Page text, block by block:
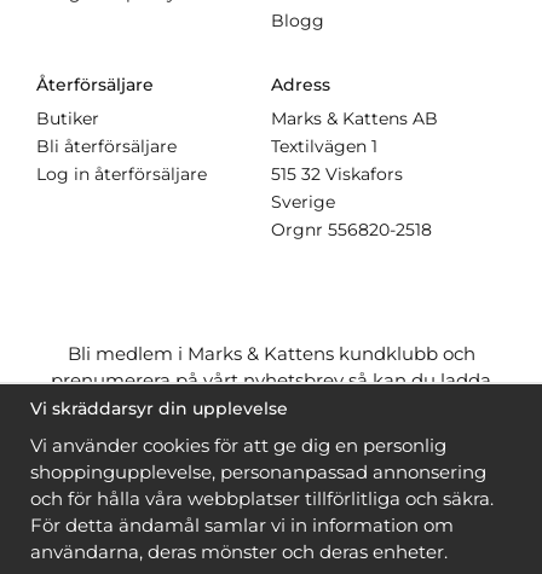
Blogg
Återförsäljare
Butiker
Bli återförsäljare
Log in återförsäljare
Adress
Marks & Kattens AB
Textilvägen 1
515 32 Viskafors
Sverige
Orgnr 556820-2518
Bli medlem i Marks & Kattens kundklubb och
prenumerera på vårt nyhetsbrev så kan du ladda
ner många mönstergratisoch få många
när du handlar garn till mönstret. Du ser vilka som
är
gratis när du är inloggad
Bli medlem
Vi skräddarsyr din upplevelse
Vi använder cookies för att ge dig en personlig
shoppingupplevelse, personanpassad annonsering
och för hålla våra webbplatser tillförlitliga och säkra.
För detta ändamål samlar vi in information om
användarna, deras mönster och deras enheter.